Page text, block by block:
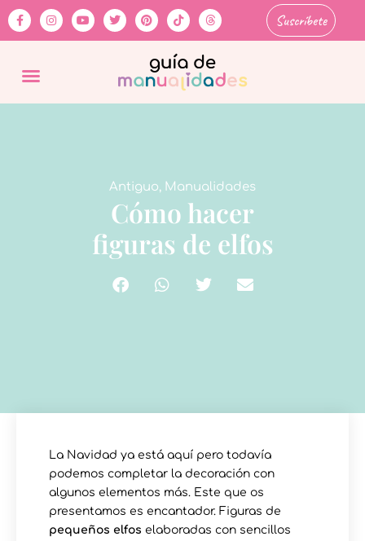
Suscríbete
Antiguo, Manualidades
Cómo hacer
figuras de elfos
La Navidad ya está aquí pero todavía
podemos completar la decoración con
algunos elementos más. Este que os
presentamos es encantador. Figuras de
pequeños elfos elaboradas con sencillos